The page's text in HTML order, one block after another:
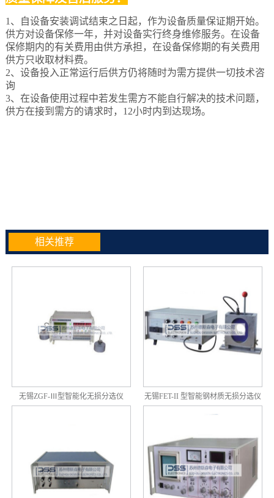
1、自设备安装调试结束之日起，作为设备质量保证期开始。
供方对设备保修一年，并对设备实行终身维修服务。在设备
保修期内的有关费用由供方承担，在设备保修期的有关费用
供方只收取材料费。
2、设备投入正常运行后供方仍将随时为需方提供一切技术咨
询
3、在设备使用过程中若发生需方不能自行解决的技术问题，
供方在接到需方的请求时，12小时内到达现场。
相关推荐
无锡ZGF-Ⅲ型智能化无损分选仪 无锡FET-II 型智能钢材质无损分选仪